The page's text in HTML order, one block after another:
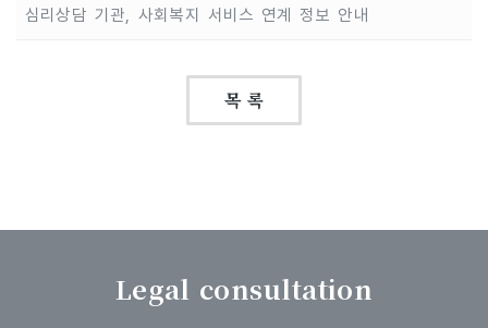
심리상담 기관, 사회복지 서비스 연계 정보 안내
목 록
Legal consultation